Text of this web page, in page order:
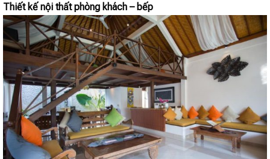
Thiết kế nội thất phòng khách – bếp